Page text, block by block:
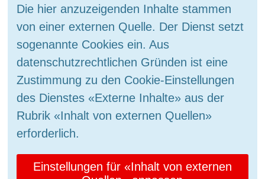
Die hier anzuzeigenden Inhalte stammen
von einer externen Quelle. Der Dienst setzt
sogenannte Cookies ein. Aus
datenschutzrechtlichen Gründen ist eine
Zustimmung zu den Cookie-Einstellungen
des Dienstes «Externe Inhalte» aus der
Rubrik «Inhalt von externen Quellen»
erforderlich.
Einstellungen für «Inhalt von externen